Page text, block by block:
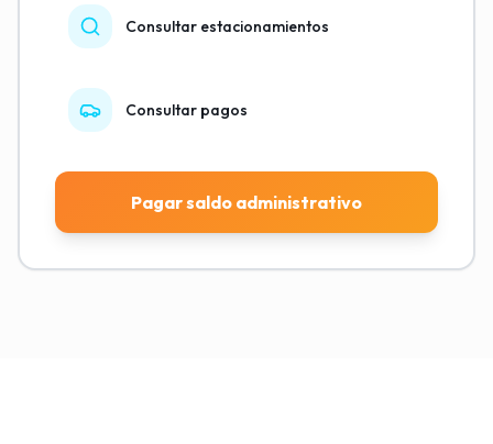
Consultar estacionamientos
Consultar pagos
Pagar saldo administrativo